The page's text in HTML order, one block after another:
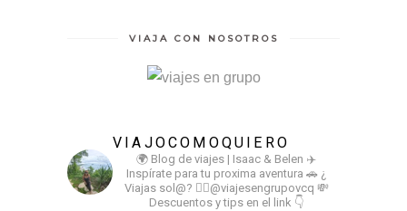
VIAJA CON NOSOTROS
VIAJOCOMOQUIERO
🌍 Blog de viajes | Isaac & Belen ✈️
Inspírate para tu proxima aventura 🚗 ¿
Viajas sol@? 👉🏻@viajesengrupovcq 💸
Descuentos y tips en el link 👇